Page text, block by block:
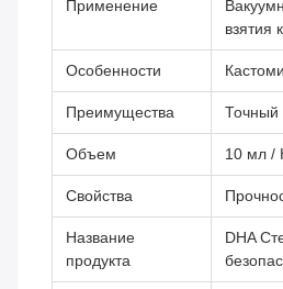
Применение
взятия
Особенности
Преимущества Точный
Объем 10 мл /
Свойства
Название
продукта
DHA